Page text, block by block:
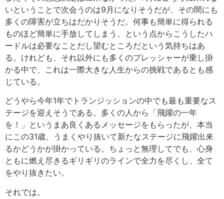
いということで次会うのは9月になりそうだが、その間にも
多くの障害が立ちはだかりそうだ。何事も簡単に得られる
ものほど簡単に手放してしまう、という点からこうしたハ
ードルは必要なことだし望むところだという気持ちはあ
る。けれども、それ以外にも多くのプレッシャーが乗し掛
かる中で、これは一際大きな人生からの挑戦であるとも感
じている。
どうやら今年1年でトランジッションの中でも最も重要なス
テージを迎えそうである。多くの人から「飛躍の一年
を！」というまあ良くあるメッセージをもらったが、本当
にこの31歳、うまくやり抜いて新たなステージに飛躍出来
るかどうかが掛かっている。ちょっと無理してでも、心身
ともに燃え尽きるギリギリのラインで全力を尽くし、全て
をやり抜きたい。
それでは。